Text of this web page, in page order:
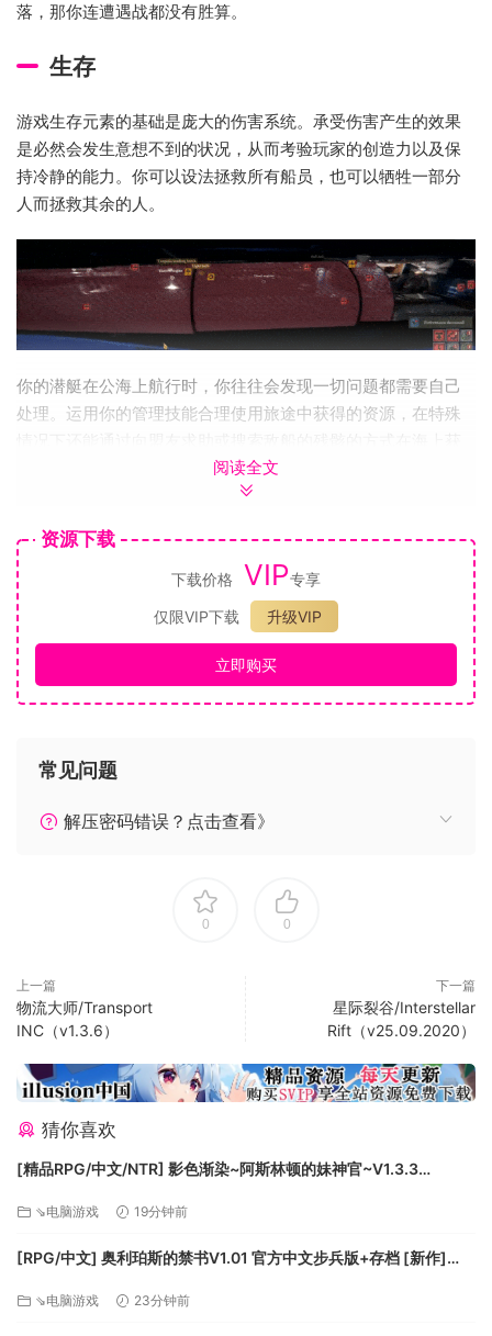
落，那你连遭遇战都没有胜算。
生存
游戏生存元素的基础是庞大的伤害系统。承受伤害产生的效果
是必然会发生意想不到的状况，从而考验玩家的创造力以及保
持冷静的能力。你可以设法拯救所有船员，也可以牺牲一部分
人而拯救其余的人。
你的潜艇在公海上航行时，你往往会发现一切问题都需要自己
处理。运用你的管理技能合理使用旅途中获得的资源，在特殊
命令你的船员待在床铺上以节约氧气。
如果船员士气低落，和他们打打牌或播放附近无线台的音
游戏过程中，你会收到海军总部的任务。这些任务不是线性
意料之外的问题。
使用，另外你这位名气越来越大的潜艇艇长也会得到认可。你
需要这些奖励升级潜艇以使自己不会在技术上落后于敌军。
用声望点获得额外许可。
购买新型鱼雷、声呐诱饵、二氧化碳吸收器等等新装备。
派你的军官执行总部的特殊任务的作用之一是加快新技术
的研究速度。
准确模拟
游戏的模拟元素非常真实，但绝不会让游戏品质打折扣。尽管
《UBOAT》拥有大量模拟元素，但仍可当成一款普通游戏来
阅读全文
资源下载
下载价格 VIP专享
仅限VIP下载
升级VIP
立即购买
常见问题
解压密码错误？点击查看》
0 0
上一篇
物流大师/Transport
INC（v1.3.6）
下一篇
星际裂谷/Interstellar
Rift（v25.09.2020）
猜你喜欢
[精品RPG/中文/NTR] 影色渐染~阿斯林顿的妹神官~V1.3.3
[FM/7.5G/百度]
⇘电脑游戏 19分钟前
[RPG/中文] 奥利珀斯的禁书V1.01 官方中文步兵版+存档 [新作]
⇘电脑游戏 23分钟前